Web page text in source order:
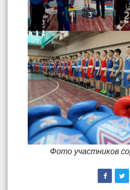
Фото участников